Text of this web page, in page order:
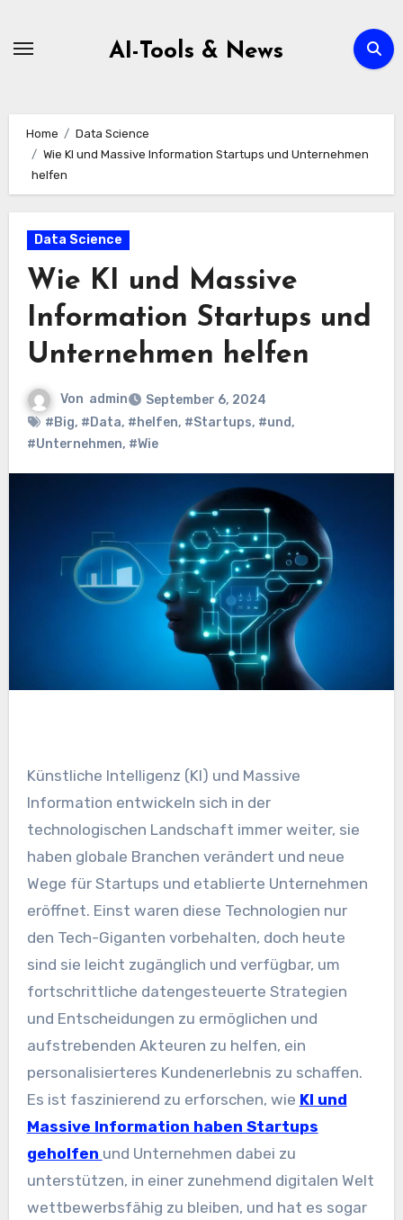
AI-Tools & News
Home
Data Science
Wie KI und Massive Information Startups und Unternehmen
helfen
Data Science
Wie KI und Massive
Information Startups und
Unternehmen helfen
Von admin
September 6, 2024
#Big, #Data, #helfen, #Startups, #und,
#Unternehmen, #Wie
Künstliche Intelligenz (KI) und Massive
Information entwickeln sich in der
technologischen Landschaft immer weiter, sie
haben globale Branchen verändert und neue
Wege für Startups und etablierte Unternehmen
eröffnet. Einst waren diese Technologien nur
den Tech-Giganten vorbehalten, doch heute
sind sie leicht zugänglich und verfügbar, um
fortschrittliche datengesteuerte Strategien
und Entscheidungen zu ermöglichen und
aufstrebenden Akteuren zu helfen, ein
personalisierteres Kundenerlebnis zu schaffen.
Es ist faszinierend zu erforschen, wie KI und
Massive Information haben Startups
geholfen und Unternehmen dabei zu
unterstützen, in einer zunehmend digitalen Welt
wettbewerbsfähig zu bleiben, und hat es sogar